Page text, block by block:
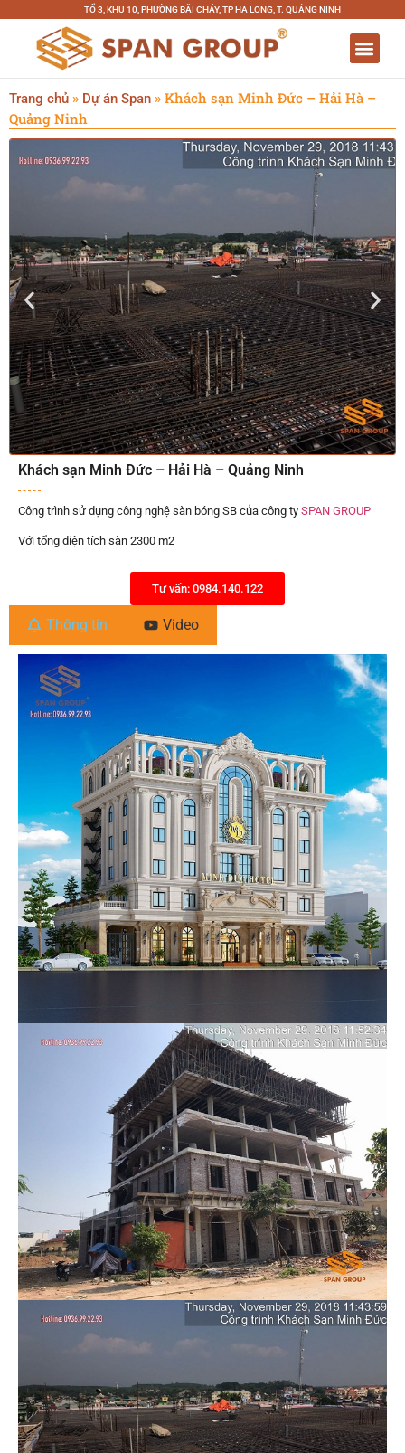
TỔ 3, KHU 10, PHƯỜNG BÃI CHÁY, TP HẠ LONG, T. QUẢNG NINH
Trang chủ » Dự án Span » Khách sạn Minh Đức – Hải Hà –
Quảng Ninh
Khách sạn Minh Đức – Hải Hà – Quảng Ninh
Công trình sử dụng công nghệ sàn bóng SB của công ty SPAN GROUP
Với tổng diện tích sàn 2300 m2
Tư vấn: 0984.140.122
Thông tin Video